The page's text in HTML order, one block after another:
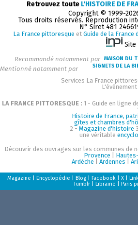
Retrouvez toute L'HISTOIRE DE
Copyright © 1999-
Tous droits réservés. Reproduction
N° Siret 481
La France pittoresque et Guide de la France
Recommandé notamment par MAISON DU
Mentionné notamment par
SIGNETS DE LA
Services La France
LA FRANCE PITTORESQUE : 1 - Guide en ligne
Histoire de France,
gîtes et chambres
2 - Magazine d'histoire
une véritable
Découvrir des ouvrages sur les communes de
Provence
Ardèche |Ardennes |
Magazine |Encyclopédie |Blog |Facebook |X |
Tumblr |Librairie |Paris